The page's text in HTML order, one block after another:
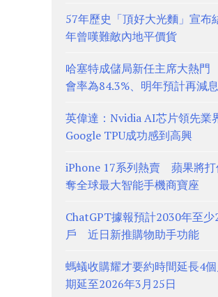
57年歷史「頂好大光麵」宣
年曾嘆難敵內地平價貨
哈塞特成儲局新任主席大熱
會率為84.3%、明年預計再減
英偉達：Nvidia AI芯片領先
Google TPU成功感到高興
iPhone 17系列熱賣 蘋果將打
奪全球最大智能手機商寶座
ChatGPT據報預計2030年至
戶 近日新推購物助手功能
螞蟻收購耀才要約時間延長4
期延至2026年3月25日